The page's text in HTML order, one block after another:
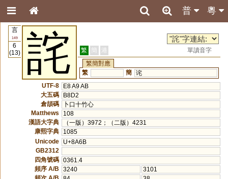
粵
普
言
149
6
(13)
詫 繁 簡 港
單讀音字
繁簡對應
繁
簡 诧
UTF-8
E8 A9 AB
大五碼
B8D2
倉頡碼
卜口十竹心
Matthews
108
漢語大字典
（一版）3972；（二版）4231
康熙字典
1085
Unicode
U+8A6B
GB2312
四角號碼 0361.4
頻序 A/B
3240
3101